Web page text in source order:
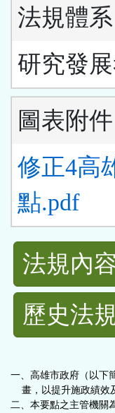
法規體系
研究發
圖表附件
修正4高
點.pdf
法
規
功
按
法規內
歷史法
一、高雄市政府（以下
畫，以提升施政績效
二、本要點之主管機關